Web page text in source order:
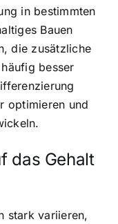
in bestimmten
Bauen
die zusätzliche
besser
optimieren und
das Gehalt
stark variieren,